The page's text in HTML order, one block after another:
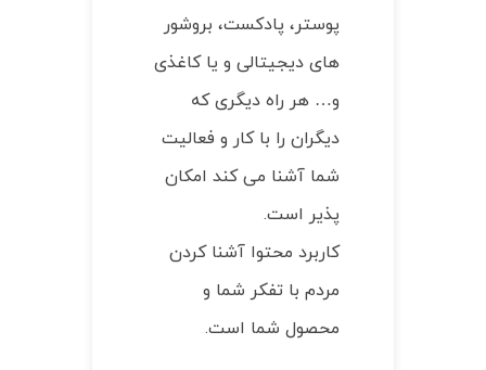
پوستر، پادکست، بروشور
های دیجیتالی و یا کاغذی
و… هر راه دیگری که
دیگران را با کار و فعالیت
شما آشنا می کند امکان
پذیر است.
کاربرد محتوا آشنا کردن
مردم با تفکر شما و
محصول شما است.